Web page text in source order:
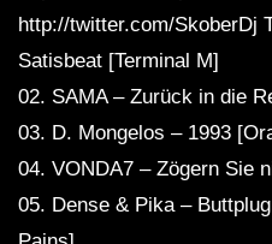
http://twitter.com/SkoberDj
Satisbeat [Terminal M]
02. SAMA – Zurück in die
03. D. Mongelos – 1993
04. VONDA7 – Zögern Sie
05. Dense & Pika –